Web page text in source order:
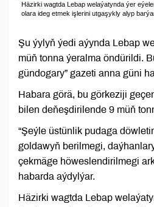
Häzirki wagtda Lebap welaýatynda ýer
olara ideg etmek işlerini utgaşykly alyp
Şu ýylyň ýedi aýynda Lebap
müň tonna ýeralma öndürildi.
gündogary” gazeti anna güni
Habara görä, bu görkeziji
bilen deňeşdirilende 9 müň
“Şeýle üstünlik pudaga
goldawyň berilmegi,
çekmäge höweslendirilmegi
habarda aýdylýar.
Häzirki wagtda Lebap